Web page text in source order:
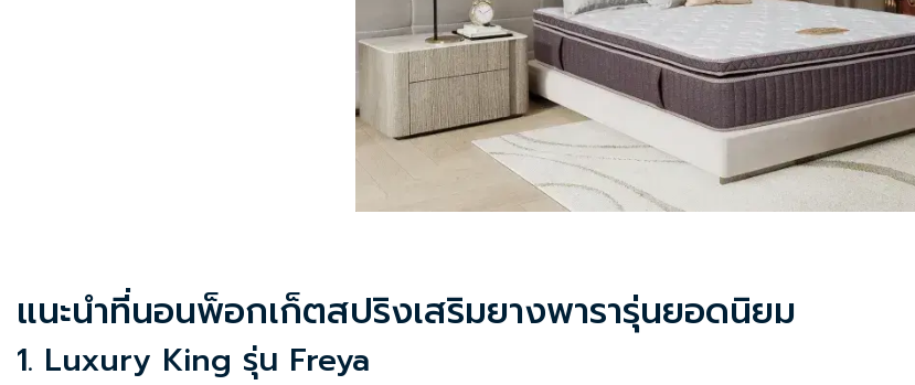
แนะนำที่นอนพ็อกเก็ตสปริงเสริมยางพารารุ่นยอดนิยม
1. Luxury King รุ่น Freya